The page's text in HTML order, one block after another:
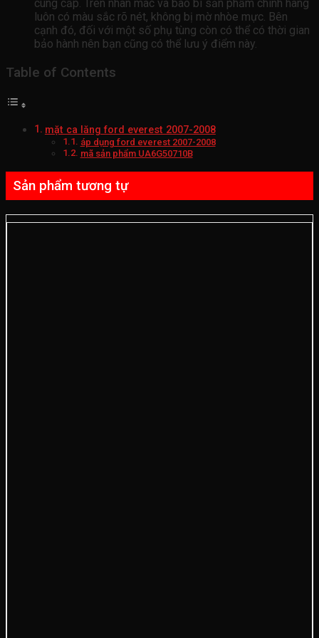
cung cấp. Trên nhãn mác và bao bì sản phẩm chính hãng
luôn có màu sắc rõ nét, không bị mờ nhòe mực. Bên
cạnh đó, đối với một số phụ tùng còn có thể có thời gian
bảo hành nên bạn cũng có thể lưu ý điểm này.
Table of Contents
mặt ca lăng ford everest 2007-2008
áp dụng ford everest 2007-2008
mã sản phẩm UA6G50710B
Sản phẩm tương tự